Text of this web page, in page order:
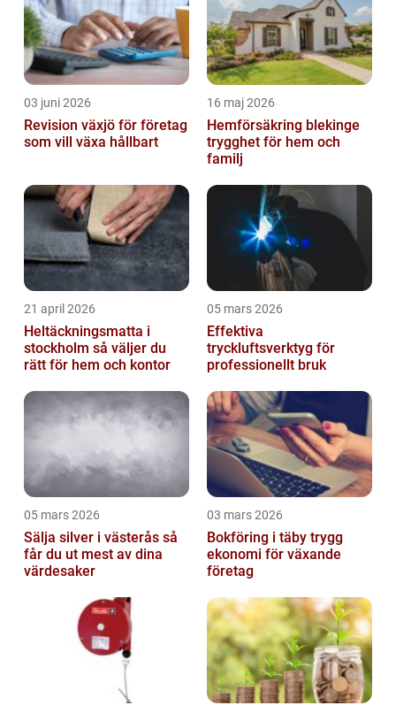
03 juni 2026
Revision växjö för företag
som vill växa hållbart
16 maj 2026
Hemförsäkring blekinge
trygghet för hem och
familj
21 april 2026
Heltäckningsmatta i
stockholm så väljer du
rätt för hem och kontor
05 mars 2026
Effektiva
tryckluftsverktyg för
professionellt bruk
05 mars 2026
Sälja silver i västerås så
får du ut mest av dina
värdesaker
03 mars 2026
Bokföring i täby trygg
ekonomi för växande
företag